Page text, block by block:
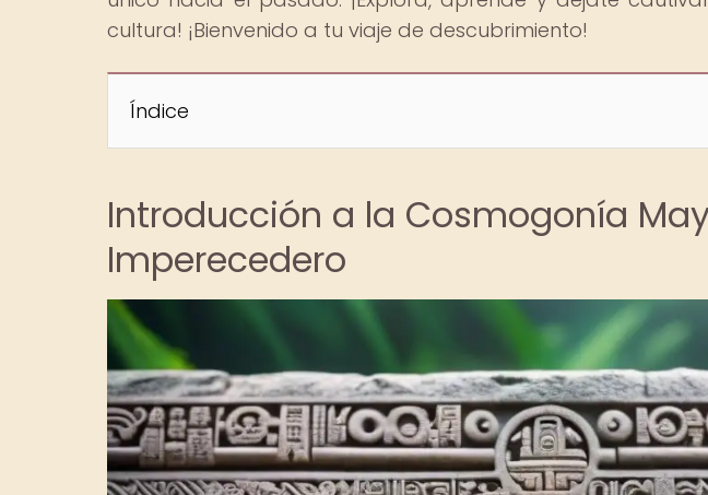
cultura! ¡Bienvenido a tu viaje de descubrimiento!
Índice
Introducción a la Cosmogonía
Imperecedero